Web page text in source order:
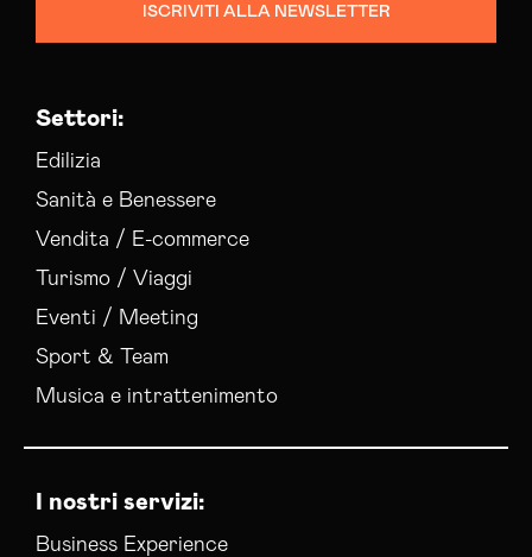
Gestione Campagne Google Ads Catanzaro
Gestione Social Media Catanzaro
Social Media Advertising Catanzaro
Sviluppo Ecommerce Catanzaro
Web Agency Catanzaro
ISCRIVITI ALLA NEWSLETTER
Settori:
Edilizia
Sanità e Benessere
Vendita / E-commerce
Turismo / Viaggi
Eventi / Meeting
Sport & Team
Musica e intrattenimento
I nostri servizi:
Business Experience